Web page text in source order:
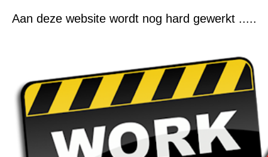
Aan deze website wordt nog hard gewerkt .....